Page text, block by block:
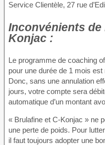
Service Clientèle, 27 rue
Inconvénients de
Konjac :
Le programme de coaching
pour une durée de 1 mois
Donc, sans une annulation
jours, votre compte sera
automatique d’un montant
« Brulafine et C-Konjac » ne
une perte de poids. Pour
il faut toujours adopter une